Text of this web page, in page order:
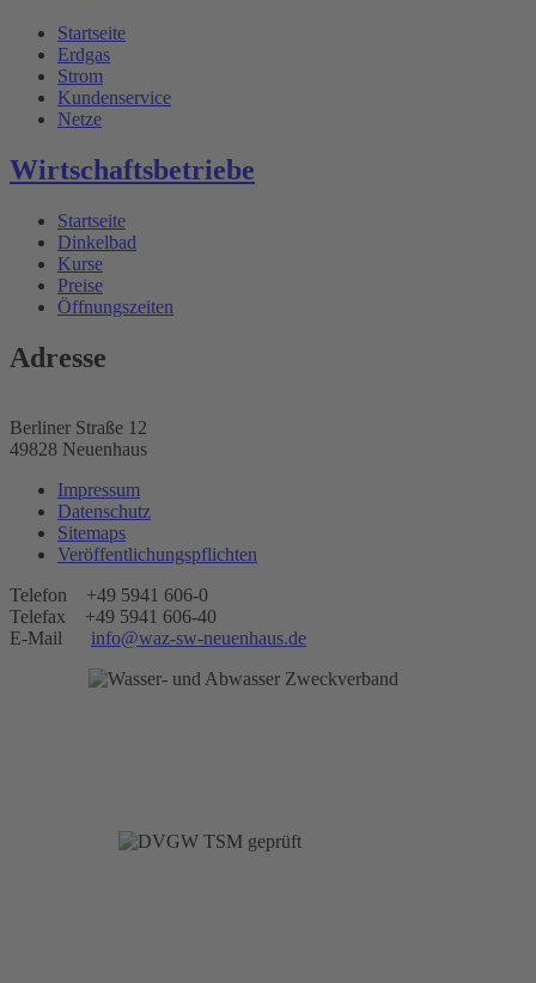
Startseite
Erdgas
Strom
Kundenservice
Netze
Wirtschaftsbetriebe
Startseite
Dinkelbad
Kurse
Preise
Öffnungszeiten
Adresse
Berliner Straße 12
49828 Neuenhaus
Impressum
Datenschutz
Sitemaps
Veröffentlichungspflichten
Telefon +49 5941 606-0
Telefax +49 5941 606-40
E-Mail info@waz-sw-neuenhaus.de